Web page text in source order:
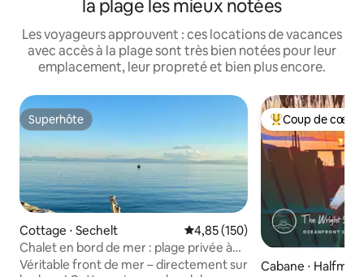
la plage les mieux notées
Les voyageurs approuvent : ces locations de vacances
avec accès à la plage sont très bien notées pour leur
emplacement, leur propreté et bien plus encore.
Superhôte
Superhôte
Cottage ⋅ Sechelt Évaluation moyenne sur la
4,85 (150)
Chalet en bord de mer : plage privée à
Sechelt
Véritable front de mer – directement sur
Coups de cœur
Coup de cœur
Cabane ⋅